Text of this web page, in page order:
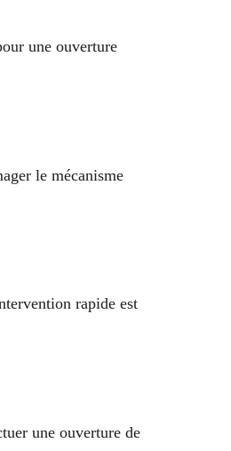
une ouverture
le mécanisme
rapide est
une ouverture de